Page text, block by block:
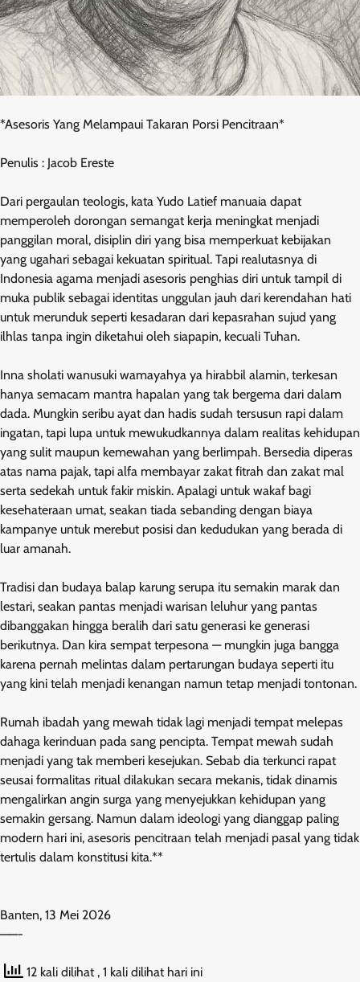
*Asesoris Yang Melampaui Takaran Porsi Pencitraan*
Penulis : Jacob Ereste
Dari pergaulan teologis, kata Yudo Latief manuaia dapat
memperoleh dorongan semangat kerja meningkat menjadi
panggilan moral, disiplin diri yang bisa memperkuat kebijakan
yang ugahari sebagai kekuatan spiritual. Tapi realutasnya di
Indonesia agama menjadi asesoris penghias diri untuk tampil di
muka publik sebagai identitas unggulan jauh dari kerendahan hati
untuk merunduk seperti kesadaran dari kepasrahan sujud yang
ilhlas tanpa ingin diketahui oleh siapapin, kecuali Tuhan.
Inna sholati wanusuki wamayahya ya hirabbil alamin, terkesan
hanya semacam mantra hapalan yang tak bergema dari dalam
dada. Mungkin seribu ayat dan hadis sudah tersusun rapi dalam
ingatan, tapi lupa untuk mewukudkannya dalam realitas kehidupan
yang sulit maupun kemewahan yang berlimpah. Bersedia diperas
atas nama pajak, tapi alfa membayar zakat fitrah dan zakat mal
serta sedekah untuk fakir miskin. Apalagi untuk wakaf bagi
kesehateraan umat, seakan tiada sebanding dengan biaya
kampanye untuk merebut posisi dan kedudukan yang berada di
luar amanah.
Tradisi dan budaya balap karung serupa itu semakin marak dan
lestari, seakan pantas menjadi warisan leluhur yang pantas
dibanggakan hingga beralih dari satu generasi ke generasi
berikutnya. Dan kira sempat terpesona — mungkin juga bangga
karena pernah melintas dalam pertarungan budaya seperti itu
yang kini telah menjadi kenangan namun tetap menjadi tontonan.
Rumah ibadah yang mewah tidak lagi menjadi tempat melepas
dahaga kerinduan pada sang pencipta. Tempat mewah sudah
menjadi yang tak memberi kesejukan. Sebab dia terkunci rapat
seusai formalitas ritual dilakukan secara mekanis, tidak dinamis
mengalirkan angin surga yang menyejukkan kehidupan yang
semakin gersang. Namun dalam ideologi yang dianggap paling
modern hari ini, asesoris pencitraan telah menjadi pasal yang tidak
tertulis dalam konstitusi kita.**
Banten, 13 Mei 2026
——-
12 kali dilihat , 1 kali dilihat hari ini